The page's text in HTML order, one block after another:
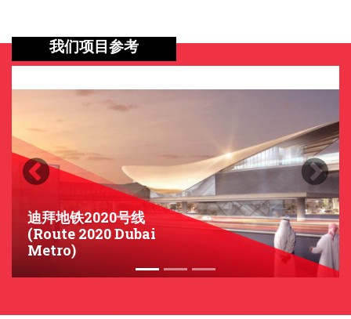
我们项目参考
迪拜地铁2020号线
(Route 2020 Dubai
Metro)
Previous Next